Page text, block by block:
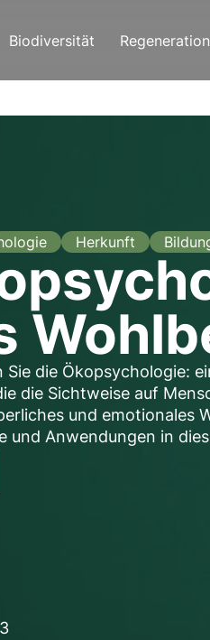
Biodiversität Regeneration
Herkunft
Sie die Ökopsychologie:
die Sichtweise auf
und emotionales
und Anwendungen in